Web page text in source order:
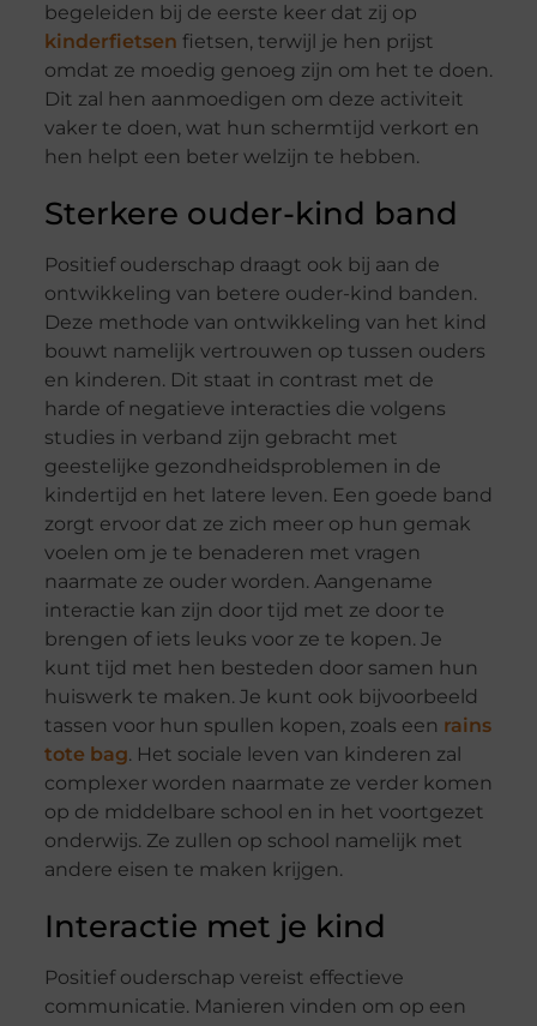
begeleiden bij de eerste keer dat zij op
kinderfietsen fietsen, terwijl je hen prijst
omdat ze moedig genoeg zijn om het te doen.
Dit zal hen aanmoedigen om deze activiteit
vaker te doen, wat hun schermtijd verkort en
hen helpt een beter welzijn te hebben.
Sterkere ouder-kind band
Positief ouderschap draagt ook ​​bij aan de
ontwikkeling van betere ouder-kind banden.
Deze methode van ontwikkeling van het kind
bouwt namelijk vertrouwen op tussen ouders
en kinderen. Dit staat in contrast met de
harde of negatieve interacties die volgens
studies in verband zijn gebracht met
geestelijke gezondheidsproblemen in de
kindertijd en het latere leven. Een goede band
zorgt ervoor dat ze zich meer op hun gemak
voelen om je te benaderen met vragen
naarmate ze ouder worden. Aangename
interactie kan zijn door tijd met ze door te
brengen of iets leuks voor ze te kopen. Je
kunt tijd met hen besteden door samen hun
huiswerk te maken. Je kunt ook bijvoorbeeld
tassen voor hun spullen kopen, zoals een rains
tote bag. Het sociale leven van kinderen zal
complexer worden naarmate ze verder komen
op de middelbare school en in het voortgezet
onderwijs. Ze zullen op school namelijk met
andere eisen te maken krijgen.
Interactie met je kind
Positief ouderschap vereist effectieve
communicatie. Manieren vinden om op een